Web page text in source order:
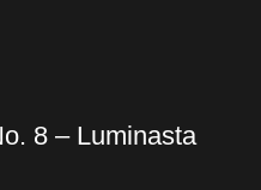
8 – Luminasta